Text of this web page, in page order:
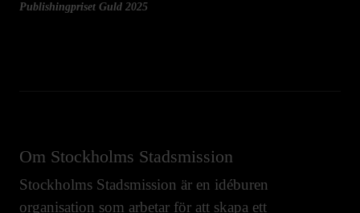
Publishingpriset Guld 2025
Om Stockholms Stadsmission
Stockholms Stadsmission är en idéburen
organisation som arbetar för att skapa ett